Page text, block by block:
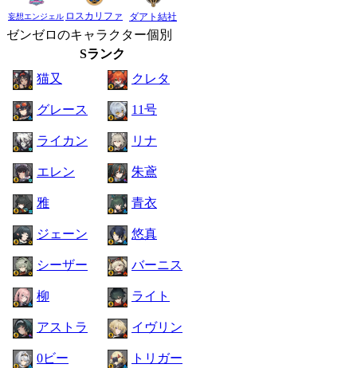
妄想エンジェル ロスカリファ ダアト結社
ゼンゼロのキャラクター個別
Sランク
猫又
クレタ
グレース 11号
ライカン リナ
エレン 朱鳶
雅 青衣
ジェーン 悠真
シーザー バーニス
柳 ライト
アストラ イヴリン
0ビー トリガー